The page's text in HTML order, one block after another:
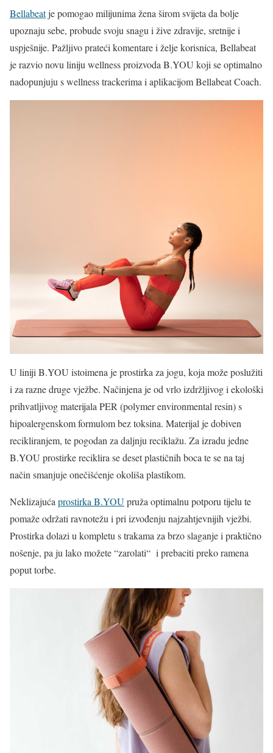
Bellabeatje pomogao milijunima žena širom svijeta da bolje
upoznaju sebe, probude svoju snagu i žive zdravije, sretnije i
uspješnije. Pažljivo prateći komentare i želje korisnica, Bellabeat
je razvio novu liniju wellness proizvoda B.YOU koji se optimalno
nadopunjuju s wellness trackerima i aplikacijom Bellabeat Coach.
U liniji B.YOU istoimena je prostirka za jogu, koja može poslužiti
i za razne druge vježbe. Načinjena je od vrlo izdržljivog i ekološki
prihvatljivog materijala PER (polymer environmental resin) s
hipoalergenskom formulom bez toksina. Materijal je dobiven
recikliranjem, te pogodan za daljnju reciklažu. Za izradu jedne
B.YOU prostirke reciklira se deset plastičnih boca te se na taj
način smanjuje onečišćenje okoliša plastikom.
Neklizajućaprostirka B.YOUpruža optimalnu potporu tijelu te
pomaže održati ravnotežu i pri izvođenju najzahtjevnijih vježbi.
Prostirka dolazi u kompletu s trakama za brzo slaganje i praktično
nošenje, pa ju lako možete “zarolati“ i prebaciti preko ramena
poput torbe.